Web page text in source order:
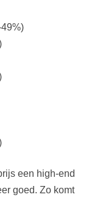
49%)
een high-end
goed. Zo komt